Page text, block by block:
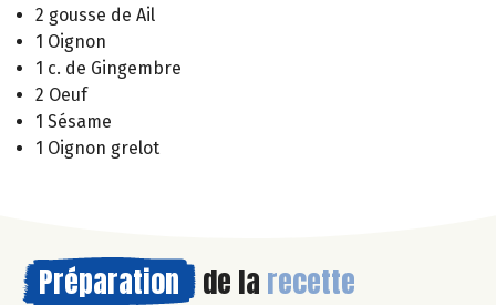
2 gousse de Ail
1 Oignon
1 c. de Gingembre
2 Oeuf
1 Sésame
1 Oignon grelot
Préparation de la recette